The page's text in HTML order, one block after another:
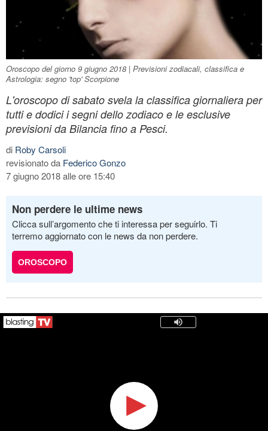
Oroscopo del giorno 9 giugno 2018 | Previsioni zodiacali, classifica e
Astrologia: segno 'top' Scorpione
L'oroscopo di sabato svela la classifica giornaliera per
tutti e dodici i segni dello zodiaco e le esclusive
previsioni da Bilancia fino a Pesci.
di Roby Carsoli
revisionato da Federico Gonzo
7 giugno 2018 alle ore 15:40
Non perdere le ultime news
Clicca sull’argomento che ti interessa per seguirlo. Ti
terremo aggiornato con le news da non perdere.
OROSCOPO